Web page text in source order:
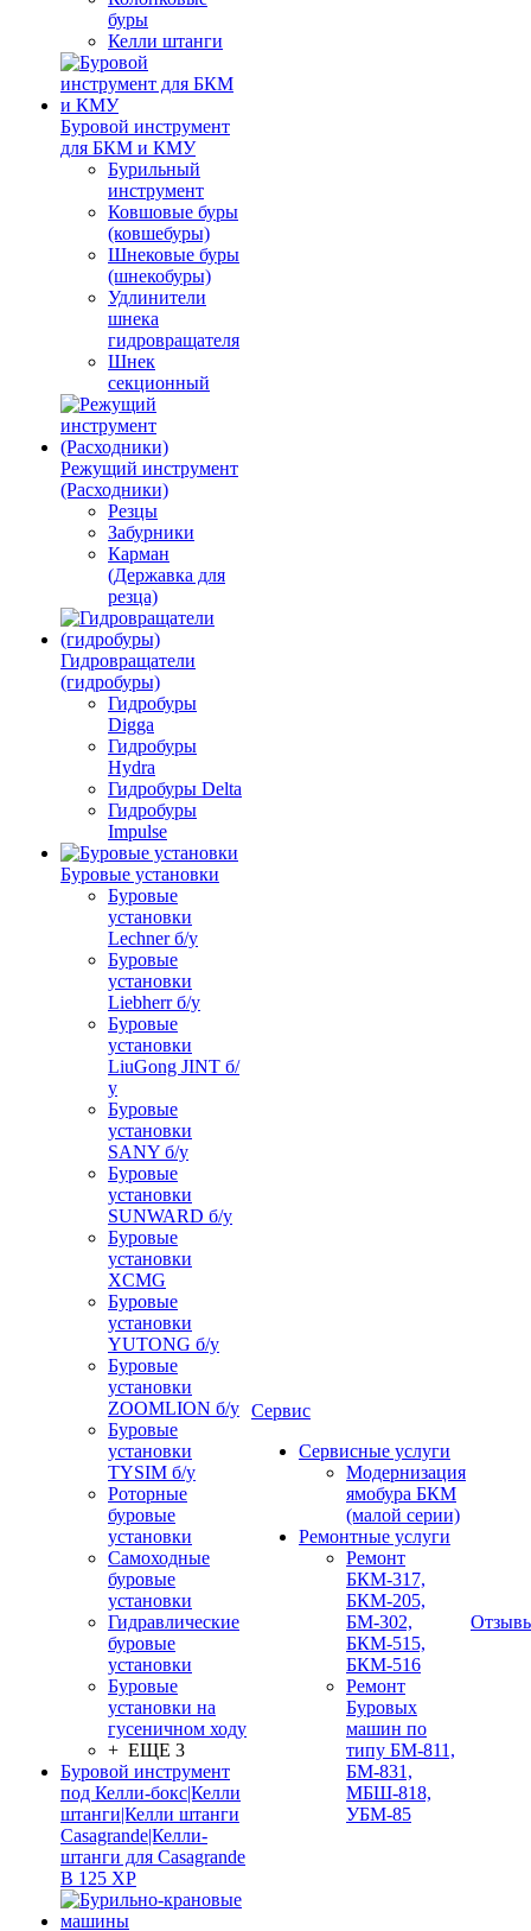
буры
Келли штанги
Буровой инструмент
для БКМ и КМУ
Бурильный
инструмент
Ковшовые буры
(ковшебуры)
Шнековые буры
(шнекобуры)
Удлинители
шнека
гидровращателя
Шнек
секционный
Режущий инструмент
(Расходники)
Резцы
Забурники
Карман
(Державка для
резца)
Гидровращатели
(гидробуры)
Гидробуры
Digga
Гидробуры
Hydra
Гидробуры Delta
Гидробуры
Impulse
Буровые установки
Буровые
установки
Lechner б/у
Буровые
установки
Liebherr б/у
Буровые
установки
LiuGong JINT б/
у
Буровые
установки
SANY б/у
Буровые
установки
SUNWARD б/у
Буровые
установки
XCMG
Буровые
установки
YUTONG б/у
Буровые
установки
ZOOMLION б/у
Буровые
установки
TYSIM б/у
Роторные
буровые
установки
Самоходные
буровые
установки
Гидравлические
буровые
установки
Буровые
установки на
гусеничном ходу
+ ЕЩЕ 3
Буровой инструмент
под Келли-бокс|Келли
штанги|Келли штанги
Casagrande|Келли-
штанги для Casagrande
B 125 XP
Сервис
Сервисные услуги
Модернизация
ямобура БКМ
(малой серии)
Ремонтные услуги
Ремонт
БКМ-317,
БКМ-205,
БМ-302,
БКМ-515,
БКМ-516
Ремонт
Буровых
машин по
типу БМ-811,
БМ-831,
МБШ-818,
УБМ-85